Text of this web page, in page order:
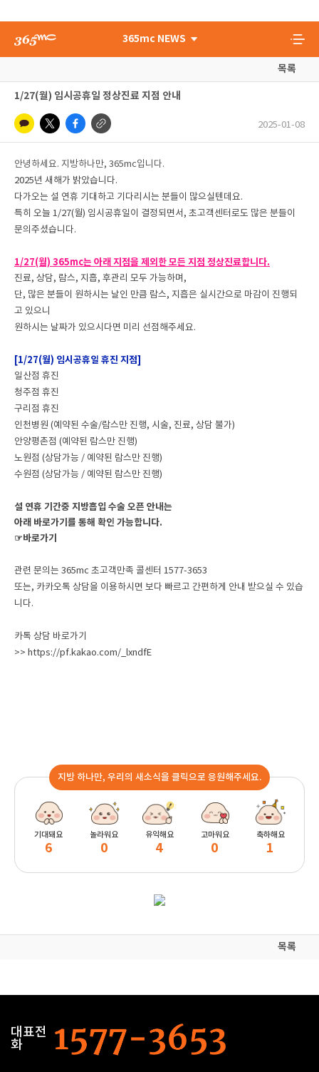
365mc NEWS
목록
1/27(월) 임시공휴일 정상진료 지점 안내
2025-01-08
안녕하세요. 지방하나만, 365mc입니다.
2025년 새해가 밝았습니다.
다가오는 설 연휴 기대하고 기다리시는 분들이 많으실텐데요.
특히 오늘 1/27(월) 임시공휴일이 결정되면서, 초고객센터로도 많은 분들이
문의주셨습니다.
1/27(월) 365mc는 아래 지점을 제외한 모든 지점 정상진료합니다.
진료, 상담, 람스, 지흡, 후관리 모두 가능하며,
단, 많은 분들이 원하시는 날인 만큼 람스, 지흡은 실시간으로 마감이 진행되
고 있으니
원하시는 날짜가 있으시다면 미리 선점해주세요.
[1/27(월) 임시공휴일 휴진 지점]
일산점 휴진
청주점 휴진
구리점 휴진
인천병원 (예약된 수술/람스만 진행, 시술, 진료, 상담 불가)
안양평촌점 (예약된 람스만 진행)
노원점 (상담가능 / 예약된 람스만 진행)
수원점 (상담가능 / 예약된 람스만 진행)
설 연휴 기간중 지방흡입 수술 오픈 안내는
아래 바로가기를 통해 확인 가능합니다.
☞바로가기
관련 문의는 365mc 초고객만족 콜센터 1577-3653
또는, 카카오톡 상담을 이용하시면 보다 빠르고 간편하게 안내 받으실 수 있습
니다.
카톡 상담 바로가기
>> https://pf.kakao.com/_lxndfE
지방 하나만, 우리의 새소식을 클릭으로 응원해주세요.
기대돼요
6
놀라워요
0
유익해요
4
고마워요
0
축하해요
1
목록
대표전
화